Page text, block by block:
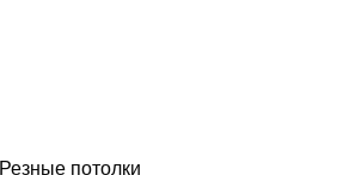
Резные потолки